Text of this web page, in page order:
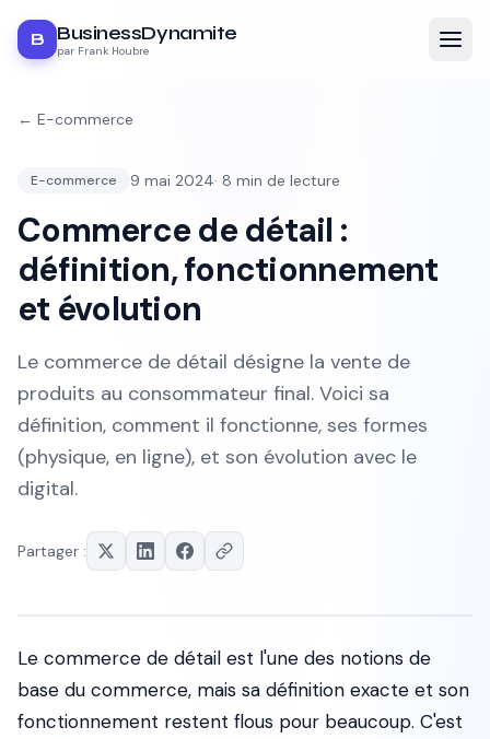
B BusinessDynamite
par Frank Houbre
← E-commerce
E-commerce 9 mai 2024· 8 min de lecture
Commerce de détail :
définition, fonctionnement
et évolution
Le commerce de détail désigne la vente de
produits au consommateur final. Voici sa
définition, comment il fonctionne, ses formes
(physique, en ligne), et son évolution avec le
digital.
Partager :
Le commerce de détail est l'une des notions de
base du commerce, mais sa définition exacte et son
fonctionnement restent flous pour beaucoup. C'est